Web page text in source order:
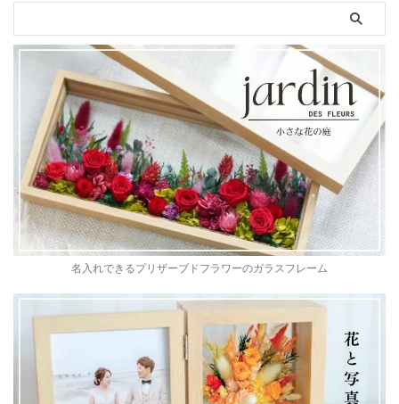
名入れできるプリザーブドフラワーのガラスフレーム